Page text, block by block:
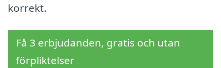
korrekt.
Få 3 erbjudanden, gratis och utan
förpliktelser